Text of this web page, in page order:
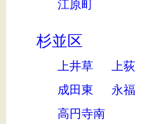
江原町
杉並区
上井草 上荻
成田東
永福
高円寺南